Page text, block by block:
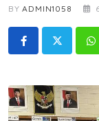
BYADMIN1058